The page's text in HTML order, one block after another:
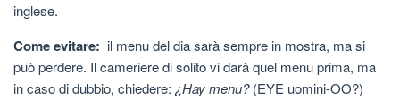
inglese.
Come evitare: il menu del dia sarà sempre in mostra, ma si
può perdere. Il cameriere di solito vi darà quel menu prima, ma
in caso di dubbio, chiedere: ¿Hay menu?(EYE uomini-OO?)